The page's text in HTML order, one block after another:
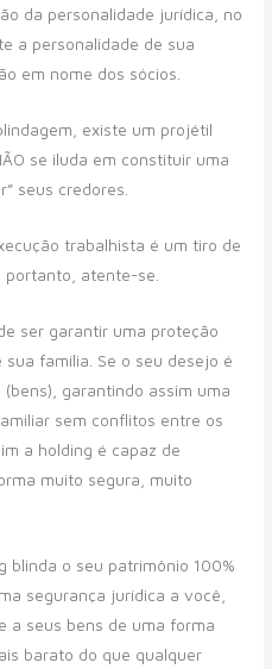
da personalidade jurídica, no
a personalidade de sua
em nome dos sócios.
existe um projétil
se iluda em constituir uma
seus credores.
trabalhista é um tiro de
atente-se.
ser garantir uma proteção
família. Se o seu desejo é
garantindo assim uma
sem conflitos entre os
a holding é capaz de
muito segura, muito
blinda o seu patrimônio 100%
segurança jurídica a você,
a seus bens de uma forma
barato do que qualquer